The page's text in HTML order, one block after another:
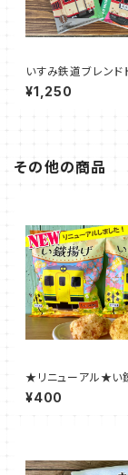
いすみ鉄道ブレンド
グ 【キハ車両】（５袋セ
¥1,250
その他の商品
★リニューアル★い鐵
うゆ味・カレー味）
¥400